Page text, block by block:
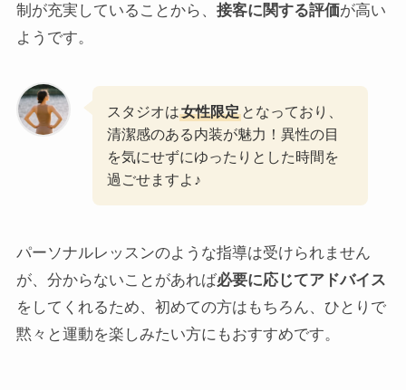
制が充実していることから、 接客に関する評価が高い
ようです。
スタジオは女性限定 となっており、
清潔感のある内装が魅力！異性の目
を気にせずにゆったりとした時間を
過ごせますよ♪
パーソナルレッスンのような指導は受けられません
が、分からないことがあれば必要に応じてアドバイス
をしてくれるため、初めての方はもちろん、ひとりで
黙々と運動を楽しみたい方にもおすすめです。